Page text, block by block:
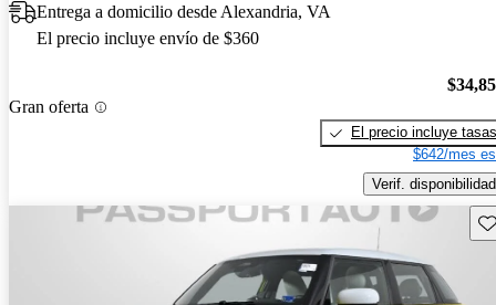
Entrega a domicilio desde Alexandria, VA
El precio incluye envío de $360
Gran oferta
El precio incluye tasas
$642/mes
Verif. disponibilidad